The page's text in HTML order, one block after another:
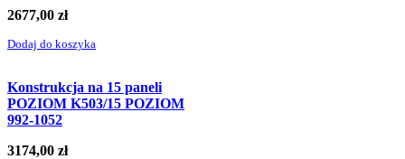
2677,00 zł
Dodaj do koszyka
Konstrukcja na 15 paneli
POZIOM K503/15 POZIOM
992-1052
3174,00 zł